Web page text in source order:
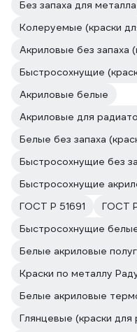
Без запаха для металла
Колеруемые (краски
Акриловые без запаха
Быстросохнущие
Акриловые белые
Акриловые для
Белые без запаха
Быстросохнущие без
ГОСТ Р 51691
ГОСТ
Быстросохнущие
Белые акриловые
Краски по металлу
Белые акриловые
Глянцевые (краски для